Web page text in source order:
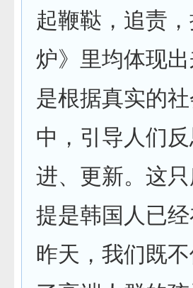
起鞭鞑，追责
炉》里均体现
是根据真实的
中，引导人们
进、更新。这
提是韩国人已
昨天，我们既